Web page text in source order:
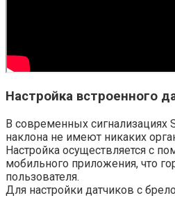
Настройка встроенного
В современных сигнализациях
наклона не имеют никаких
Настройка осуществляется с
мобильного приложения, что
пользователя.
Для настройки датчиков с